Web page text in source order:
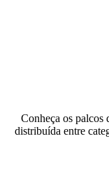
Conheça os palcos
distribuída entre